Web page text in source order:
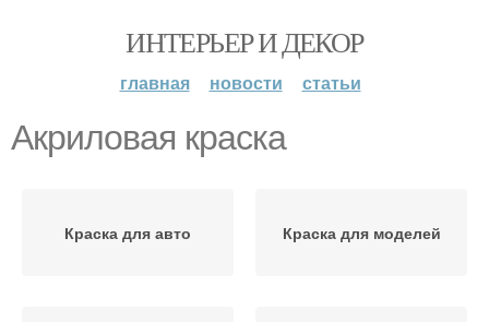
ИНТЕРЬЕР И ДЕКОР
главная новости статьи
Акриловая краска
Краска для авто Краска для моделей